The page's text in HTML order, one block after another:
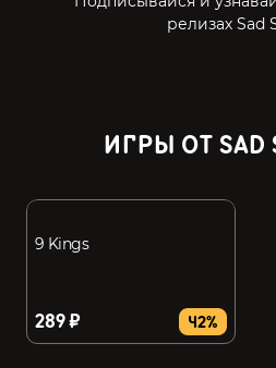
релизах Sad
ИГРЫ ОТ SAD
9 Kings
289 ₽ 42%